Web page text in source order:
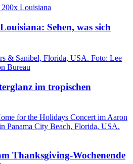
Sehen, was sich
im tropischen
Thanksgiving-Wochenende